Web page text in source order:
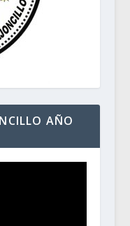
AÑO